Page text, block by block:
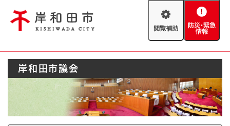
閲
助
防
緊
情
報
Foreign language
やさしい日本語
防災・緊急情報
ハザードマップ AED設置箇所
岸和田市議会